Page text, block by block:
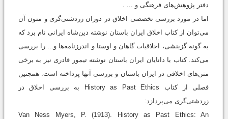
دفتر پژوهش‌های فرهنگی و ... .
اما در مورد بررسی تخصصی اخلاق در دوران زردشتی‌گری و متون آن
می‌توان از کتاب اخلاق ایران باستان نوشته دین‌شاه ایرانی نام برد که
به گونه گزینشی، اخلاقیات گاهان و اوستا و اندرزنامه‌ها و... را بررسی
می‌کند. کتاب با دانایان ایران باستان نوشته تیمور قادری نیز به برخی
متن‌های اخلاقی در ایران باستان و بررسی آنها پرداخته است. همچنین
فصلی از کتاب History as Past Ethics به بررسی اخلاق در
زردشتی‌گری می‌پردازد:
Van Ness Myers, P. (1913). History as Past Ethics: An